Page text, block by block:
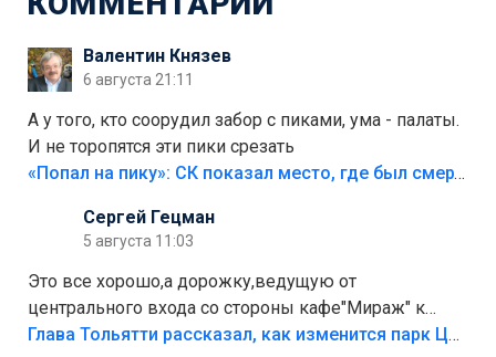
Валентин Князев
6 августа 21:11
А у того, кто соорудил забор с пиками, ума - палаты.
И не торопятся эти пики срезать
«Попал на пику»: СК показал место, где был смертельно травмирован ребенок в Тольятти
Сергей Гецман
5 августа 11:03
Это все хорошо,а дорожку,ведущую от
центрального входа со стороны кафе"Мираж" к
аттракционам слабо доделать?А то бордюры
Глава Тольятти рассказал, как изменится парк Центрального района